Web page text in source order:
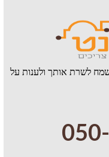
לשרת אותך ולענות על